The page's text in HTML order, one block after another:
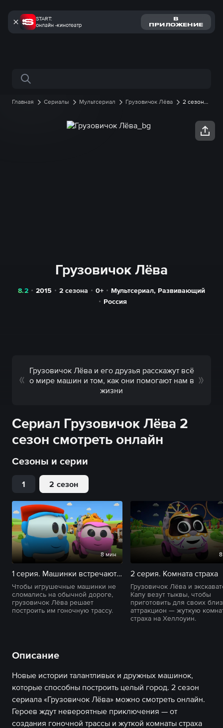
START:
онлайн -кинотеатр
В
ПРИЛОЖЕНИЕ
Поиск по сайту
Главная Сериалы Мультсериал Грузовичок Лёва
2 сезон
Грузовичок Лёва
8.2 2015 2 сезона 0+ Мультсериал, Развивающий
Россия
Грузовичок Лёва и его друзья расскажут всё
о мире машин и том, как они помогают нам в
жизни
Сериал Грузовичок Лёва 2
сезон смотреть онлайн
Сезоны и серии
1 2 сезон
8 мин
1 серия. Машинки встречают Лею
Чтобы игрушечные машинки не
сломались на обычной дороге,
грузовичок Лёва решает
построить им гоночную трассу.
2 серия. Комната страха
Грузовичок Лёва и
Капу везут тыквы, чтобы
приготовить для своих
аттракцион — жуткую
страха на Хеллоуин.
Описание
Новые истории талантливых и дружных машинок,
которые способны построить целый город. 2 сезон
сериала «Грузовичок Лёва» можно смотреть онлайн.
Героев ждут невероятные приключения — от
создания гоночной трассы и жуткой комнаты страха